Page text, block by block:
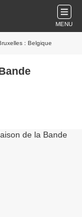
MENU
: Belgique